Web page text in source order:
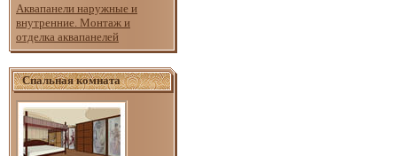
Аквапанели наружные и
внутренние. Монтаж и
отделка аквапанелей
Спальная комната